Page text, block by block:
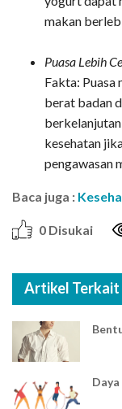
makan
Puasa Lebih
Fakta: Puasa
berat badan
kesehatan
pengawasan
Baca juga :
0 Disukai
Artikel Terkait
Daya